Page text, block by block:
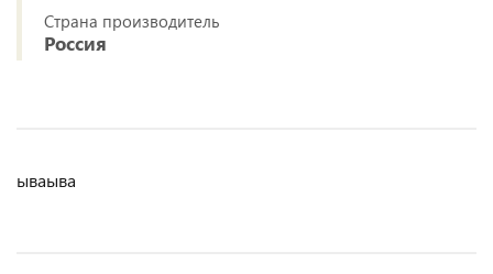
Страна производитель
Россия
ываыва